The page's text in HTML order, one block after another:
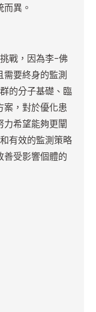
異。
戰，因為李-佛
需要終身的監測
的分子基礎、臨
案，對於優化患
力希望能夠更闡
有效的監測策略
善受影響個體的